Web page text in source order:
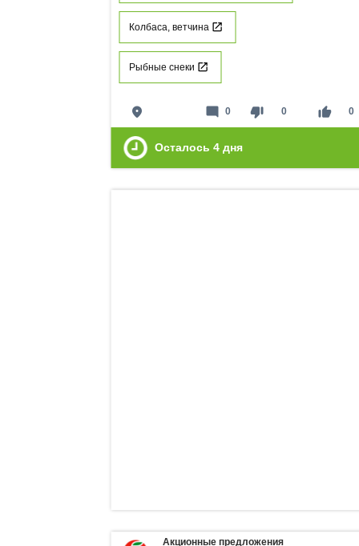
Колбаса, ветчина
Рыбные снеки
place thumb_down 0 thumb_up 0
mode_comment 0
Осталось 4 дня
Акционные предложения